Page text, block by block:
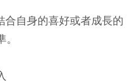
自身的喜好或者成長的